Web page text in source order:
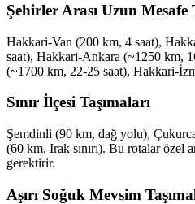
Şehirler Arası Uzun Mesafe
Hakkari-Van (200 km, 4 saat),
saat), Hakkari-Ankara (~1250 km,
(~1700 km, 22-25 saat), Hakkari-
Sınır İlçesi Taşımaları
Şemdinli (90 km, dağ yolu),
(60 km, Irak sınırı). Bu rotalar özel
gerektirir.
Aşırı Soğuk Mevsim